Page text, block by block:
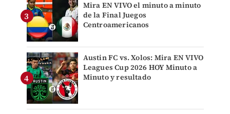
Mira EN VIVO el minuto a minuto
de la Final Juegos
Centroamericanos
Austin FC vs. Xolos: Mira EN VIVO
Leagues Cup 2026 HOY Minuto a
Minuto y resultado